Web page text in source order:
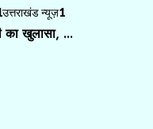
न्यूज़1
का खुलासा, ...